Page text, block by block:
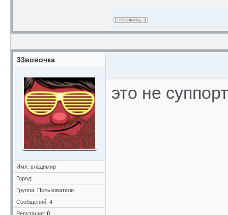
33вовочка
Имя: владимир
Город:
Группа: Пользователи
Сообщений: 4
Репутация: 0
это не